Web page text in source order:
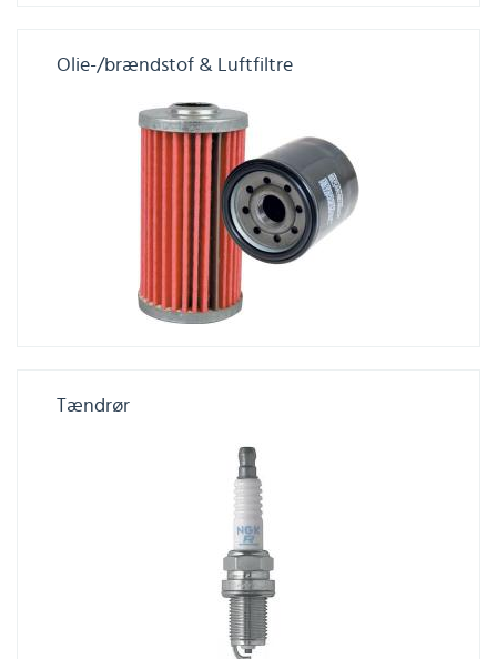
Olie-/brændstof & Luftfiltre
Tændrør